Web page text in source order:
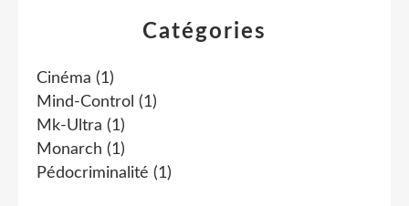
Catégories
Cinéma (1)
Mind-Control (1)
Mk-Ultra (1)
Monarch (1)
Pédocriminalité (1)